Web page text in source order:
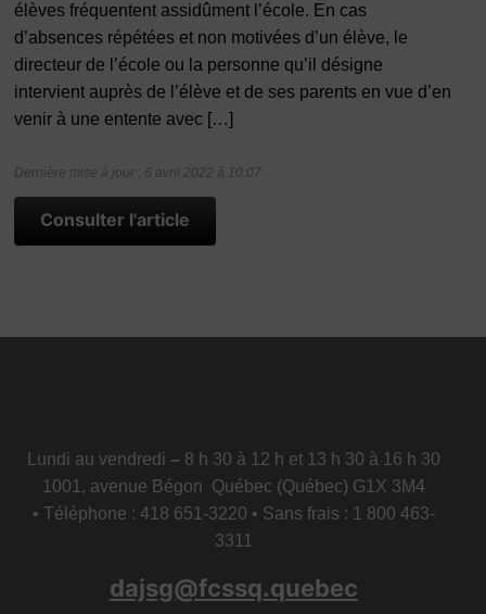
élèves fréquentent assidûment l’école. En cas
d’absences répétées et non motivées d’un élève, le
directeur de l’école ou la personne qu’il désigne
intervient auprès de l’élève et de ses parents en vue d’en
venir à une entente avec […]
Dernière mise à jour : 6 avril 2022 à 10:07
Consulter l'article
Lundi au vendredi – 8 h 30 à 12 h et 13 h 30 à 16 h 30
1001, avenue Bégon Québec (Québec) G1X 3M4
• Téléphone : 418 651-3220 • Sans frais : 1 800 463-
3311
dajsg@fcssq.quebec